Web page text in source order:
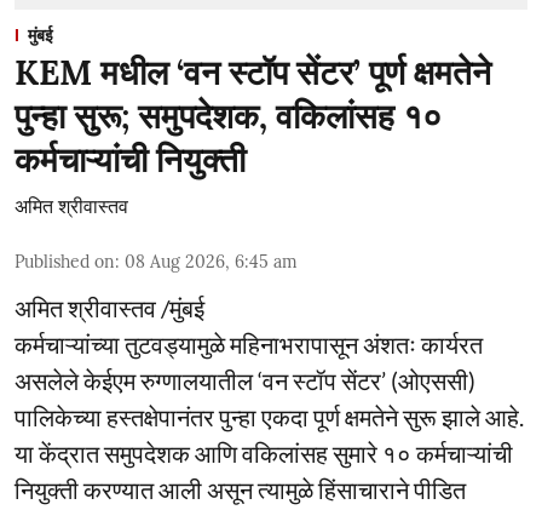
मुंबई
KEM मधील ‘वन स्टॉप सेंटर’ पूर्ण क्षमतेने
पुन्हा सुरू; समुपदेशक, वकिलांसह १०
कर्मचाऱ्यांची नियुक्ती
अमित श्रीवास्तव
Published on: 08 Aug 2026, 6:45 am
अमित श्रीवास्तव /मुंबई
कर्मचाऱ्यांच्या तुटवड्यामुळे महिनाभरापासून अंशतः कार्यरत
असलेले केईएम रुग्णालयातील ‘वन स्टॉप सेंटर’ (ओएससी)
पालिकेच्या हस्तक्षेपानंतर पुन्हा एकदा पूर्ण क्षमतेने सुरू झाले आहे.
या केंद्रात समुपदेशक आणि वकिलांसह सुमारे १० कर्मचाऱ्यांची
नियुक्ती करण्यात आली असून त्यामुळे हिंसाचाराने पीडित